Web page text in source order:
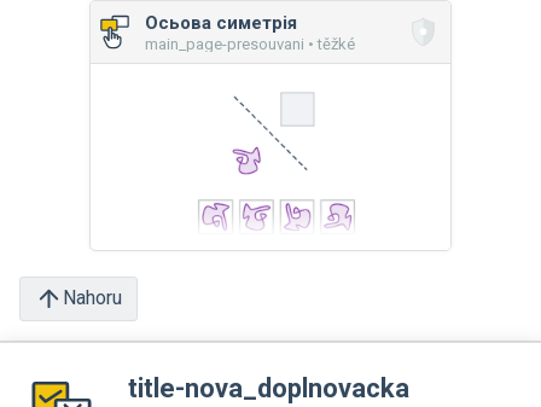
Осьова симетрія
main_page-presouvani • těžké
Nahoru
title-nova_doplnovacka